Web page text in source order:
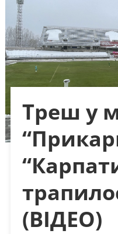
Треш у
(ВІДЕО)